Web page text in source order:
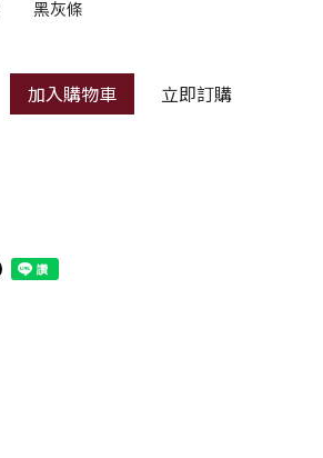
黑灰條
加入購物車 立即訂購